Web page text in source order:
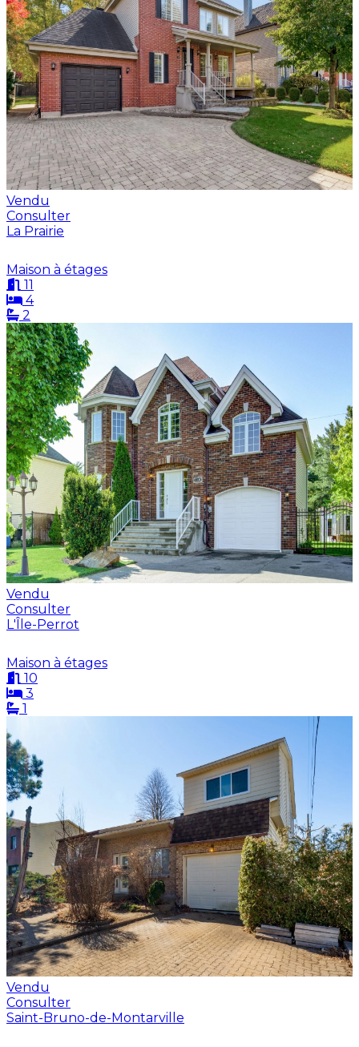
Vendu
Consulter
La Prairie
Maison à étages
11
4
2
Vendu
Consulter
L'Île-Perrot
Maison à étages
10
3
1
Vendu
Consulter
Saint-Bruno-de-Montarville